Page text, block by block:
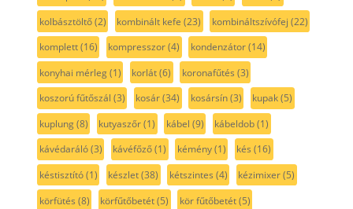
kolbásztöltő(2) kombinált kefe (23) kombináltszívófej (22)
komplett(16) kompresszor(4) kondenzátor(14)
konyhai mérleg(1) korlát(6) koronafűtés (3)
koszorú fűtőszál (3) kosár(34) kosársín(3) kupak(5)
kuplung(8) kutyaszőr(1) kábel (9) kábeldob(1)
kávédaráló(3) kávéfőző(1) kémény(1) kés (16)
késtisztító(1) készlet(38) kétszintes (4) kézimixer(5)
körfütés (8) körfűtőbetét(5) kör fűtőbetét(5)